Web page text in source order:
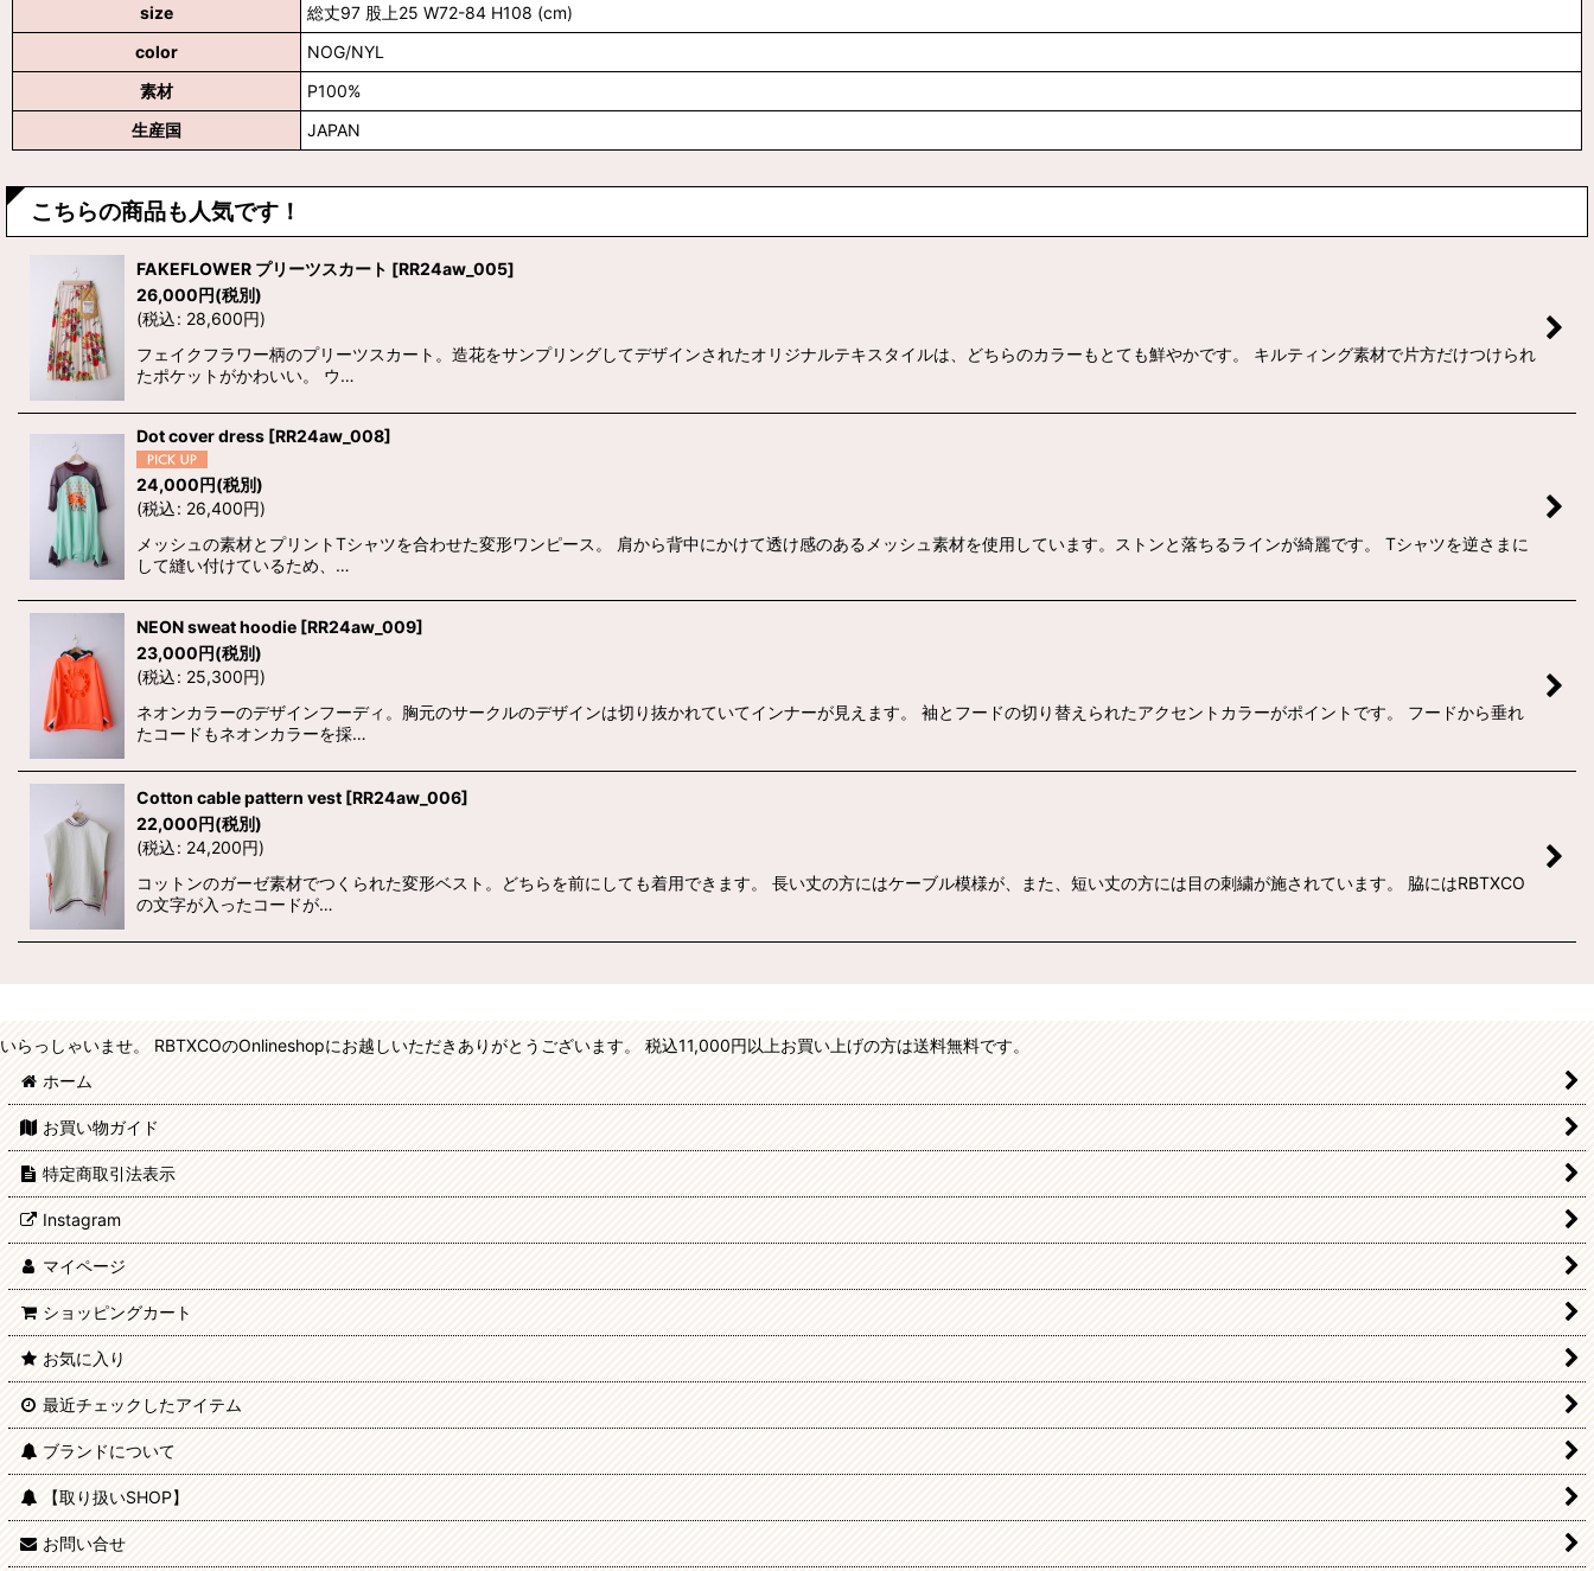
size
総丈97 股上25 W72-84 H108 (cm)
color
NOG/NYL
素材
P100%
生産国
JAPAN
こちらの商品も人気です！
FAKEFLOWER プリーツスカート [RR24aw_005]
26,000円(税別)
(税込: 28,600円)
フェイクフラワー柄のプリーツスカート。造花をサンプリングしてデザインされたオリジナルテキスタイルは、どちらのカラーもとても鮮やかです。 キルティング素材で片方だけつけられ
たポケットがかわいい。 ウ…
Dot cover dress [RR24aw_008]
24,000円(税別)
(税込: 26,400円)
メッシュの素材とプリントTシャツを合わせた変形ワンピース。 肩から背中にかけて透け感のあるメッシュ素材を使用しています。ストンと落ちるラインが綺麗です。 Tシャツを逆さまに
して縫い付けているため、…
NEON sweat hoodie [RR24aw_009]
23,000円(税別)
(税込: 25,300円)
ネオンカラーのデザインフーディ。胸元のサークルのデザインは切り抜かれていてインナーが見えます。 袖とフードの切り替えられたアクセントカラーがポイントです。 フードから垂れ
たコードもネオンカラーを採…
Cotton cable pattern vest [RR24aw_006]
22,000円(税別)
(税込: 24,200円)
コットンのガーゼ素材でつくられた変形ベスト。どちらを前にしても着用できます。 長い丈の方にはケーブル模様が、また、短い丈の方には目の刺繍が施されています。 脇にはRBTXCO
の文字が入ったコードが…
いらっしゃいませ。 RBTXCOのOnlineshopにお越しいただきありがとうございます。 税込11,000円以上お買い上げの方は送料無料です。
ホーム
お買い物ガイド
特定商取引法表示
Instagram
マイページ
ショッピングカート
お気に入り
最近チェックしたアイテム
ブランドについて
【取り扱いSHOP】
お問い合せ